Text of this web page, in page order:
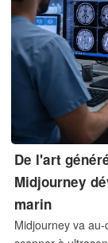
De l'art
Midjourney
marin
Midjourney va